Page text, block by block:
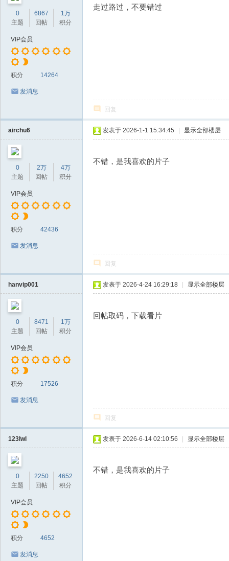
0
主题
6867
回帖
1万
积分
VIP会员
积分 14264
发消息
走过路过，不要错过
回复
airchu6
0
主题
2万
回帖
4万
积分
VIP会员
积分 42436
发消息
发表于 2026-1-1 15:34:45 显示全部楼层
不错，是我喜欢的片子
回复
hanvip001
0
主题
8471
回帖
1万
积分
VIP会员
积分 17526
发消息
发表于 2026-4-24 16:29:18 显示全部楼层
回帖取码，下载看片
回复
123lwl
0
主题
2250
回帖
4652
积分
VIP会员
积分 4652
发消息
发表于 2026-6-14 02:10:56 显示全部楼层
不错，是我喜欢的片子